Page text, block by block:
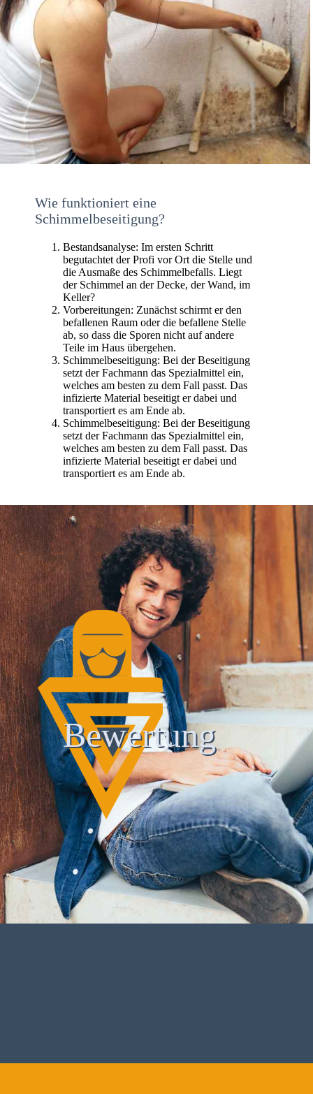
Wie funktioniert eine
Schimmelbeseitigung?
Bestandsanalyse: Im ersten Schritt
begutachtet der Profi vor Ort die Stelle und
die Ausmaße des Schimmelbefalls. Liegt
der Schimmel an der Decke, der Wand, im
Keller?
Vorbereitungen: Zunächst schirmt er den
befallenen Raum oder die befallene Stelle
ab, so dass die Sporen nicht auf andere
Teile im Haus übergehen.
Schimmelbeseitigung: Bei der Beseitigung
setzt der Fachmann das Spezialmittel ein,
welches am besten zu dem Fall passt. Das
infizierte Material beseitigt er dabei und
transportiert es am Ende ab.
Schimmelbeseitigung: Bei der Beseitigung
setzt der Fachmann das Spezialmittel ein,
welches am besten zu dem Fall passt. Das
infizierte Material beseitigt er dabei und
transportiert es am Ende ab.
Bewertung